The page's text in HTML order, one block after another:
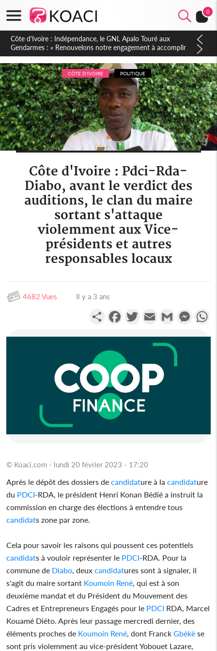
0
Sierra Leone : Un projet de réforme constitutionnelle en
gestation, points clés des amendements, un exclu d'avance
CÔTE D'IVOIRE POLITIQUE
Côte d'Ivoire : Pdci-Rda-
Diabo, avant le verdict des
auditions, le clan du maire
sortant s'attaque
violemment aux Vice-
présidents et autres
responsables locaux
4682 Vues Il y a 3 ans
PartagerFacebookTwitterEmail Gmail
© Koaci.com - lundi 20 février 2023 - 17:20
Après le dépôt des dossiers decandidature à lacandidature
du PDCI-RDA, le président Henri Konan Bédié a instruit la
commission en charge des élections à entendre tous
candidats zone par zone.
Cela pour savoir les raisons qui poussent ces potentiels
candidats à vouloir représenter le PDCI-RDA. Pour la
commune de Diabo , deuxcandidatures sont à signaler, il
s'agit du maire sortant Koumoin René , qui est à son
deuxième mandat et du Président du Mouvement des
Cadres et Entrepreneurs Engagés pour le PDCI RDA, Marcel
Kouamé Diéto. Après leur passage mercredi dernier, des
éléments proches de Koumoin René , dont FranckGbèkè se
sont pris violemment au vice-président Yobouet Lazare,